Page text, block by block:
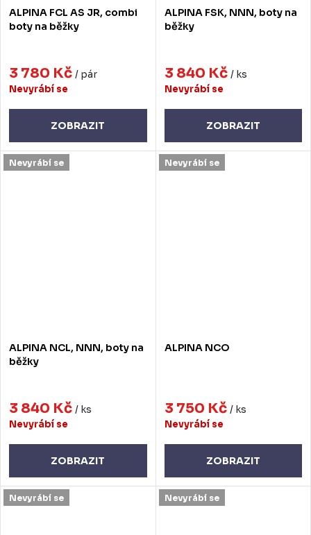
ALPINA FCL AS JR, combi
boty na běžky
3 780 Kč / pár
Nevyrábí se
ZOBRAZIT
ALPINA FSK, NNN, boty na
běžky
3 840 Kč / ks
Nevyrábí se
ZOBRAZIT
Nevyrábí se
ALPINA NCL, NNN, boty na
běžky
3 840 Kč / ks
Nevyrábí se
ZOBRAZIT
Nevyrábí se
ALPINA NCO
3 750 Kč / ks
Nevyrábí se
ZOBRAZIT
Nevyrábí se Nevyrábí se